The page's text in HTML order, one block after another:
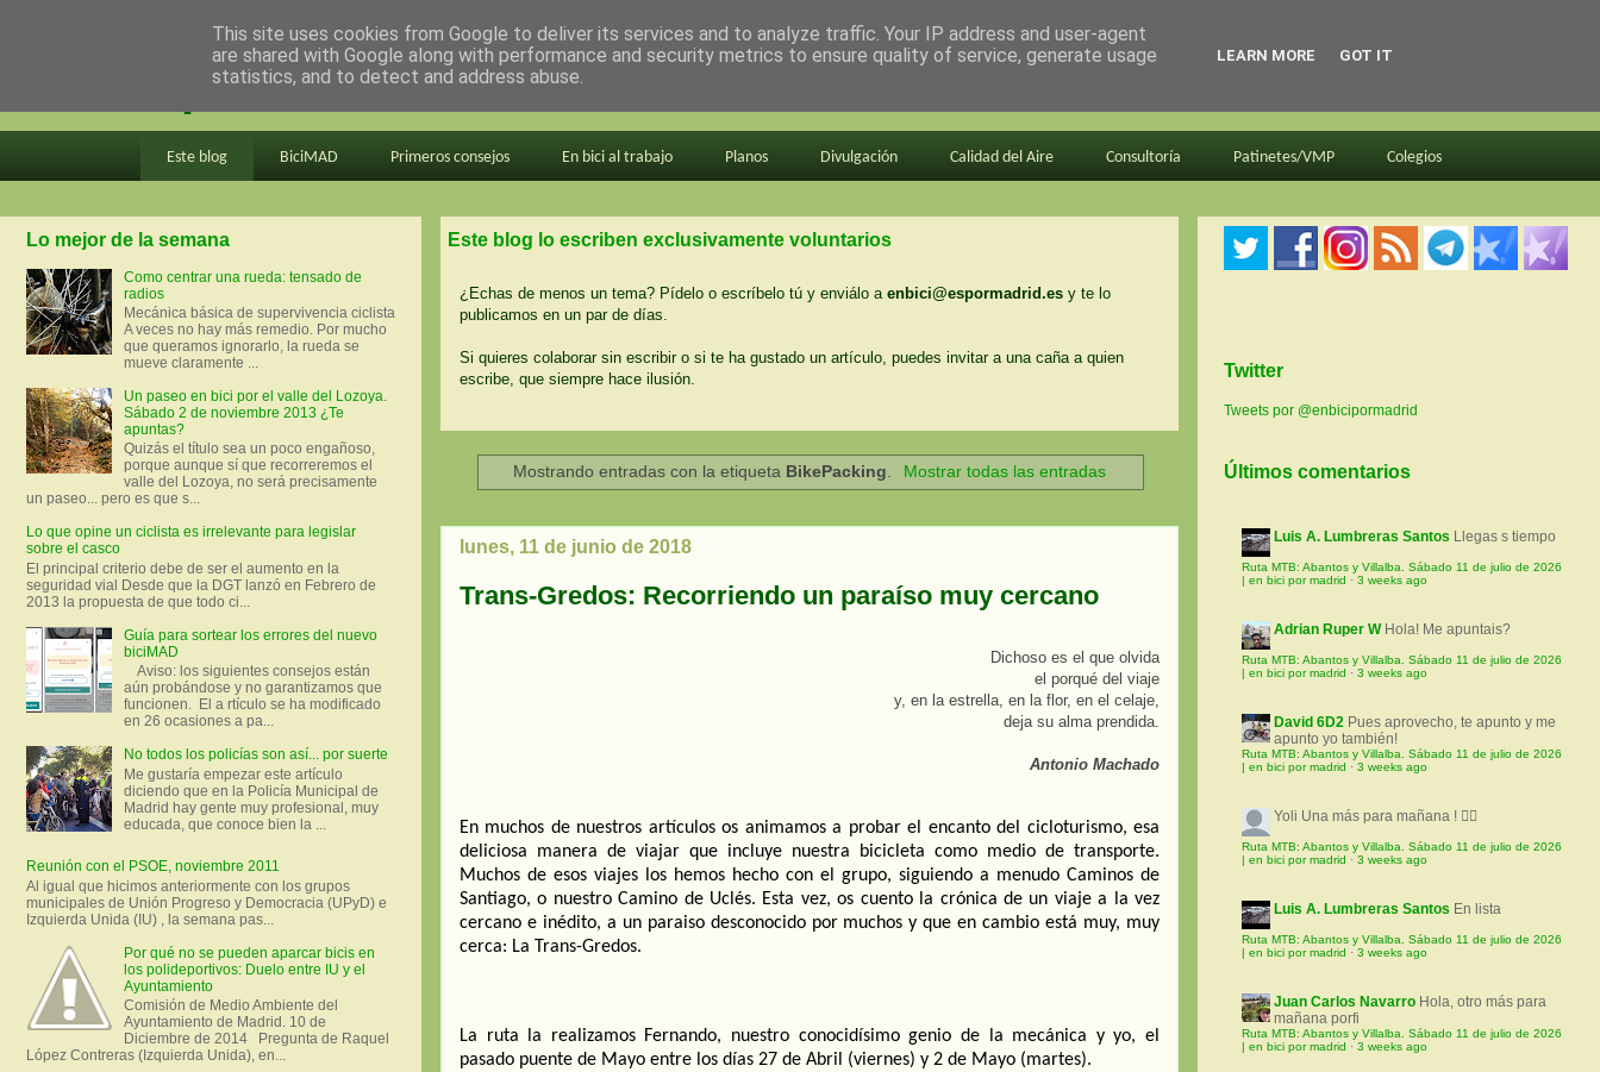
en bici por madrid
Este blog BiciMAD Primeros consejos En bici al trabajo Planos Divulgación Calidad del Aire Consultoría Patinetes/VMP Colegios
Este blog lo escriben exclusivamente voluntarios
¿Echas de menos un tema? Pídelo o escríbelo tú y enviálo a enbici@espormadrid.es y te lo
publicamos en un par de días.
Si quieres colaborar sin escribir o si te ha gustado un artículo, puedes invitar a una caña a quien
escribe, que siempre hace ilusión.
Mostrando entradas con la etiqueta BikePacking Mostrar todas las entradas
lunes, 11 de junio de 2018
Trans-Gredos: Recorriendo un paraíso muy cercano
Dichoso es el que olvida
el porqué del viaje
y, en la estrella, en la flor, en el celaje,
deja su alma prendida.
Antonio Machado
En muchos de nuestros artículos os animamos a probar el encanto del cicloturismo, esa
deliciosa manera de viajar que incluye nuestra bicicleta como medio de transporte.
Muchos de esos viajes los hemos hecho con el grupo, siguiendo a menudo Caminos de
Santiago, o nuestro Camino de Uclés. Esta vez, os cuento la crónica de un viaje a la vez
cercano e inédito, a un paraiso desconocido por muchos y que en cambio está muy, muy
cerca: La Trans-Gredos.
La ruta la realizamos Fernando, nuestro conocidísimo genio de la mecánica y yo, el
pasado puente de Mayo entre los días 27 de Abril (viernes) y 2 de Mayo (martes).
Lo mejor de la semana
Como centrar una rueda: tensado de
radios
Mecánica básica de supervivencia ciclista
A veces no hay más remedio. Por mucho
que queramos ignorarlo, la rueda se
mueve claramente ...
Un paseo en bici por el valle del Lozoya.
Sábado 2 de noviembre 2013 ¿Te
apuntas?
Quizás el título sea un poco engañoso,
porque aunque sí que recorreremos el
valle del Lozoya, no será precisamente
un paseo... pero es que s...
Lo que opine un ciclista es irrelevante para legislar
sobre el casco
El principal criterio debe de ser el aumento en la
seguridad vial Desde que la DGT lanzó en Febrero de
2013 la propuesta de que todo ci...
Guía para sortear los errores del nuevo
biciMAD
Aviso: los siguientes consejos están
aún probándose y no garantizamos que
funcionen. El a rtículo se ha modificado
en 26 ocasiones a pa...
No todos los policías son así... por suerte
Me gustaría empezar este artículo
diciendo que en la Policía Municipal de
Madrid hay gente muy profesional, muy
educada, que conoce bien la ...
Reunión con el PSOE, noviembre 2011
Al igual que hicimos anteriormente con los grupos
municipales de Unión Progreso y Democracia (UPyD) e
Izquierda Unida (IU) , la semana pas...
Por qué no se pueden aparcar bicis en
los polideportivos: Duelo entre IU y el
Ayuntamiento
Comisión de Medio Ambiente del
Ayuntamiento de Madrid. 10 de
Diciembre de 2014 Pregunta de Raquel
López Contreras (Izquierda Unida), en...
Twitter
Tweets por @enbicipormadrid
Últimos comentarios
Luis A. Lumbreras Santos Llegas s tiempo
Ruta MTB: Abantos y Villalba. Sábado 11 de julio de 2026
| en bici por madrid · 3 weeks ago
Adrian Ruper W Hola! Me apuntais?
Ruta MTB: Abantos y Villalba. Sábado 11 de julio de 2026
| en bici por madrid · 3 weeks ago
David 6D2 Pues aprovecho, te apunto y me
apunto yo también!
Ruta MTB: Abantos y Villalba. Sábado 11 de julio de 2026
| en bici por madrid · 3 weeks ago
Yoli Una más para mañana ! 🚵‍♀️
Ruta MTB: Abantos y Villalba. Sábado 11 de julio de 2026
| en bici por madrid · 3 weeks ago
Luis A. Lumbreras Santos En lista
Ruta MTB: Abantos y Villalba. Sábado 11 de julio de 2026
| en bici por madrid · 3 weeks ago
Juan Carlos Navarro Hola, otro más para
mañana porfi
Ruta MTB: Abantos y Villalba. Sábado 11 de julio de 2026
| en bici por madrid · 3 weeks ago
This site uses cookies from Google to deliver its services and to analyze traffic. Your IP address and user-agent
are shared with Google along with performance and security metrics to ensure quality of service, generate usage
statistics, and to detect and address abuse.
LEARN MORE GOT IT